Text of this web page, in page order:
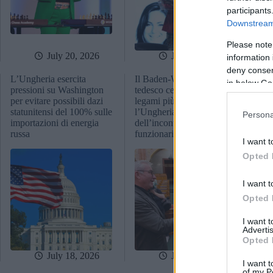
Please
information
deny
in below
I want
Opted
I want
Opted
I want
Opted
I want
July 20, 2026 July 19, 2026
L’Ungheria esercita
pressioni su Washington
per evitare possibili dazi
statunitensi del 100% sulle
importazioni di energia
russa
July 18, 2026
Il Baden-Württemberg
tedesco cerca di stringere
legami più stretti con
l’Ungheria in occasione
dell’incontro tra alti
funzionari a Budapest
July 18, 2026